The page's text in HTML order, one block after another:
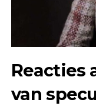
Reacties
van